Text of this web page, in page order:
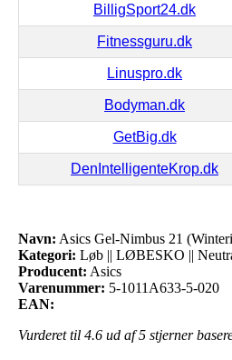
BilligSport24.dk
Fitnessguru.dk
Linuspro.dk
Bodyman.dk
GetBig.dk
DenIntelligenteKrop.dk
Navn: Asics Gel-Nimbus 21
Kategori: Løb || LØBESKO ||
Producent: Asics
Varenummer: 5-1011A633-5-020
EAN:
Vurderet til 4.6 ud af 5 stjerner